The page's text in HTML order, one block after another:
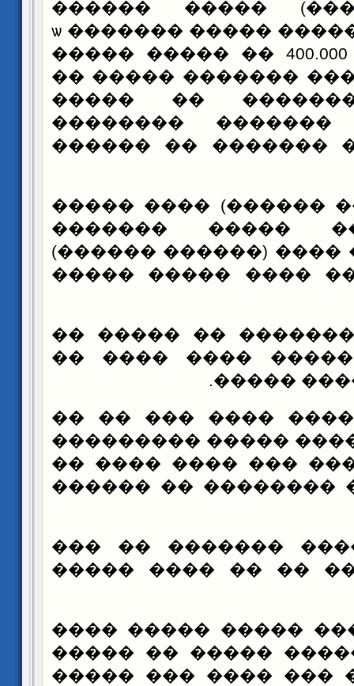
����� ������)
����� �� �����ѡ ������� ����� ��
����� ����� ��
�� ����� �������
����� ��
���������ʡ �������
����� �����
���� (���� ������)
������ ���
�������� �� ����
����� ������ ����
����� ��������� ��
���� ���� �����
�������
����� ������ ����
���� ����� ����
����ɡ �� ����� ��� ����
����� �����
�� ��������
������� ���� �� ��
��� �� ���� �����
���� ���� �����
����� ����� ���